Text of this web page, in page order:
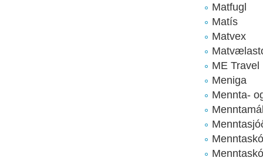
Matfugl
Matís
Matvex
ME Travel
Meniga
Mennta-